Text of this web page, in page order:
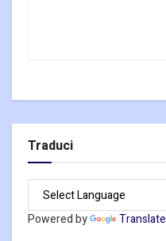
Traduci
Powered by Translate